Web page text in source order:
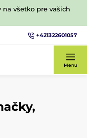
všetko pre vašich
+421322601057
Menu